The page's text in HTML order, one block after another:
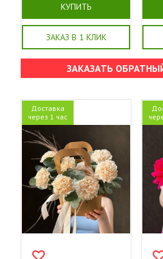
КУПИТЬ
ЗАКАЗ В 1 КЛИК
ЗАКАЗАТЬ
Доставка
через 1 час